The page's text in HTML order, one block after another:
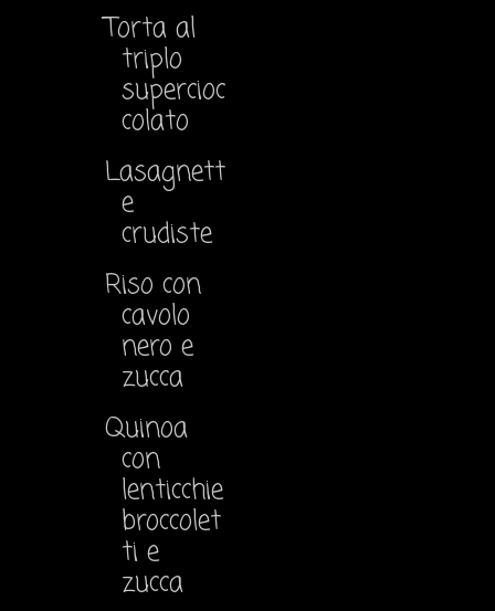
Torta al
triplo
supercioc
colato
Lasagnett
e
crudiste
Riso con
cavolo
nero e
zucca
Quinoa
con
lenticchie
broccolet
ti e
zucca